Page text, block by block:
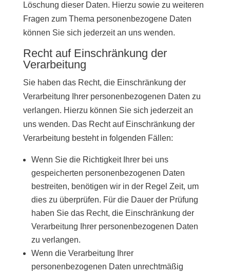
Löschung dieser Daten. Hierzu sowie zu weiteren
Fragen zum Thema personenbezogene Daten
können Sie sich jederzeit an uns wenden.
Recht auf Einschränkung der
Verarbeitung
Sie haben das Recht, die Einschränkung der
Verarbeitung Ihrer personenbezogenen Daten zu
verlangen. Hierzu können Sie sich jederzeit an
uns wenden. Das Recht auf Einschränkung der
Verarbeitung besteht in folgenden Fällen:
Wenn Sie die Richtigkeit Ihrer bei uns
gespeicherten personenbezogenen Daten
bestreiten, benötigen wir in der Regel Zeit, um
dies zu überprüfen. Für die Dauer der Prüfung
haben Sie das Recht, die Einschränkung der
Verarbeitung Ihrer personenbezogenen Daten
zu verlangen.
Wenn die Verarbeitung Ihrer
personenbezogenen Daten unrechtmäßig